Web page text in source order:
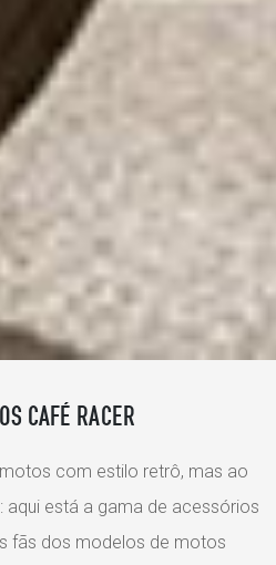
CAFÉ RACER
com estilo retrô, mas ao
está a gama de acessórios
fãs dos modelos de motos